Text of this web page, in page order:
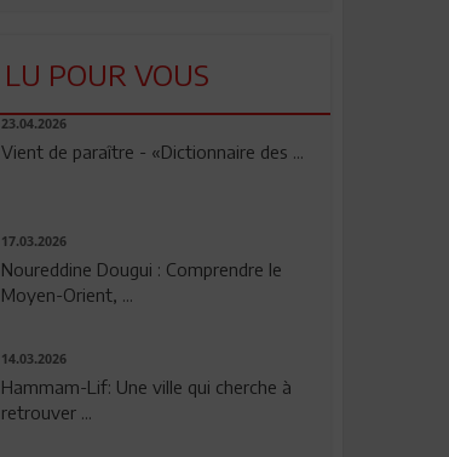
LU POUR VOUS
23.04.2026
Vient de paraître - «Dictionnaire des ...
17.03.2026
Noureddine Dougui : Comprendre le
Moyen-Orient, ...
14.03.2026
Hammam-Lif: Une ville qui cherche à
retrouver ...